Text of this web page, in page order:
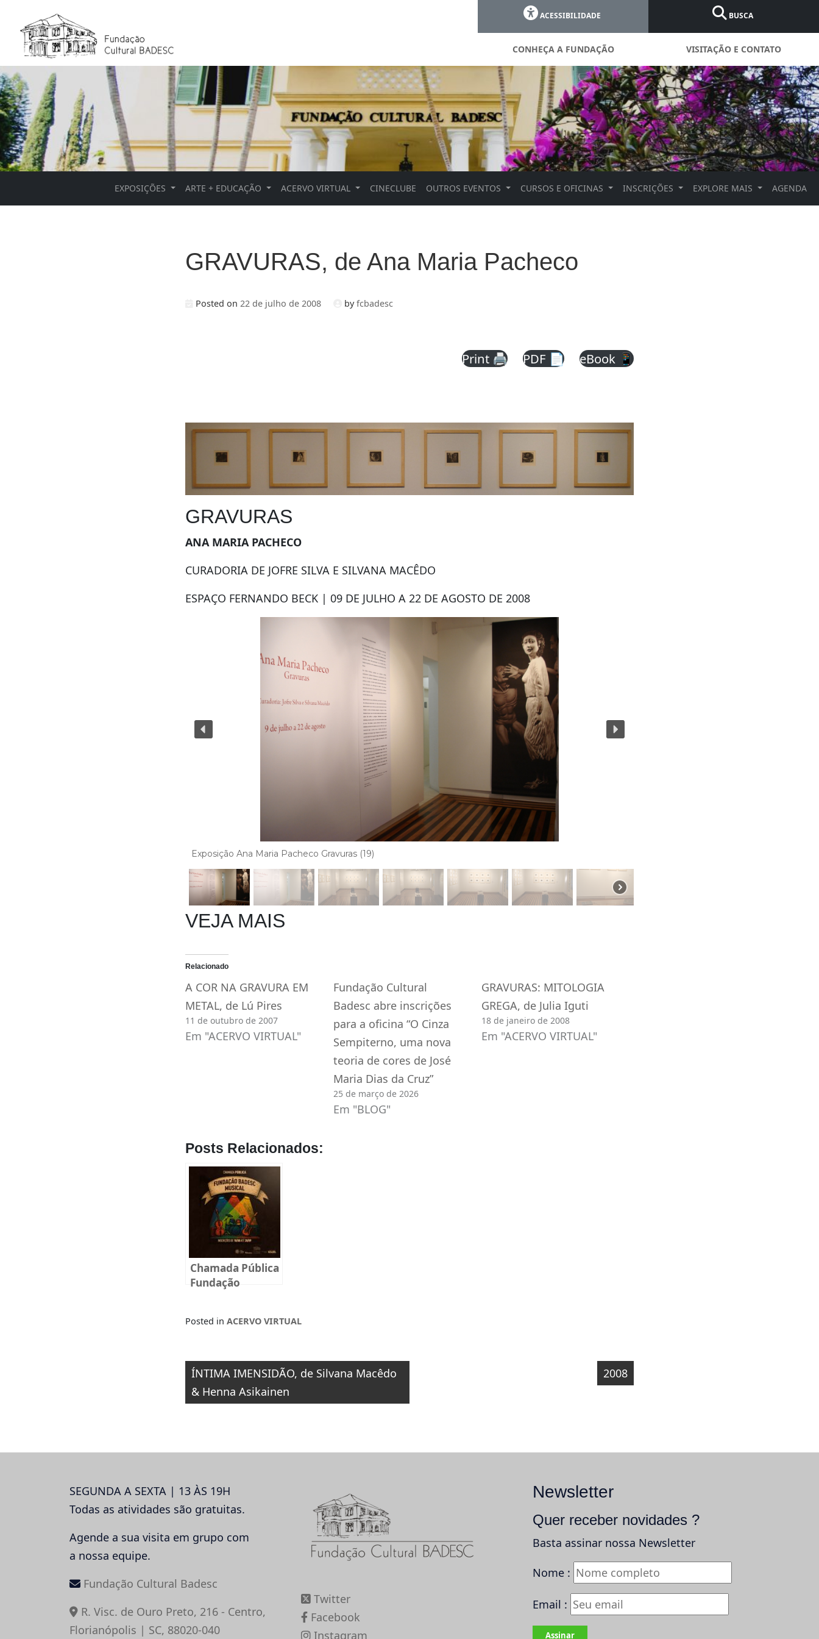
ACESSIBILIDADE BUSCA
CONHEÇA A FUNDAÇÃO VISITAÇÃO E CONTATO
EXPOSIÇÕES ARTE + EDUCAÇÃO ACERVO VIRTUAL CINECLUBE OUTROS EVENTOS CURSOS E OFICINAS INSCRIÇÕES EXPLORE MAIS AGENDA
GRAVURAS, de Ana Maria Pacheco
Posted on 22 de julho de 2008 byfcbadesc
Print 🖨 PDF 📄 eBook 📱
GRAVURAS
ANA MARIA PACHECO
CURADORIA DE JOFRE SILVA E SILVANA MACÊDO
ESPAÇO FERNANDO BECK | 09 DE JULHO A 22 DE AGOSTO DE 2008
Exposição Ana Maria Pacheco Gravuras (19)
VEJA MAIS
Relacionado
A COR NA GRAVURA EM
METAL, de Lú Pires
11 de outubro de 2007
Em "ACERVO VIRTUAL"
Fundação Cultural
Badesc abre inscrições
para a oficina “O Cinza
Sempiterno, uma nova
teoria de cores de José
Maria Dias da Cruz”
25 de março de 2026
Em "BLOG"
GRAVURAS: MITOLOGIA
GREGA, de Julia Iguti
18 de janeiro de 2008
Em "ACERVO VIRTUAL"
Posts Relacionados:
Chamada Pública
Fundação
Posted in ACERVO VIRTUAL
Navegação
de
ÍNTIMA IMENSIDÃO, de Silvana Macêdo
& Henna Asikainen
2008
SEGUNDA A SEXTA | 13 ÀS 19H
Todas as atividades são gratuitas.
Agende a sua visita em grupo com
a nossa equipe.
Fundação Cultural Badesc
R. Visc. de Ouro Preto, 216 - Centro,
Florianópolis | SC, 88020-040
Twitter
Facebook
Instagram
Newsletter
Quer receber novidades ?
Basta assinar nossa Newsletter
Nome :
Email :